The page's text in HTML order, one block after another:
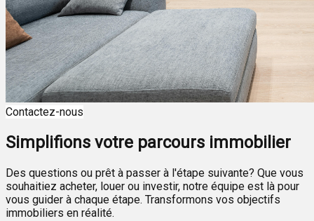
Contactez-nous
Simplifions votre parcours immobilier
Des questions ou prêt à passer à l'étape suivante? Que vous
souhaitiez acheter, louer ou investir, notre équipe est là pour
vous guider à chaque étape. Transformons vos objectifs
immobiliers en réalité.